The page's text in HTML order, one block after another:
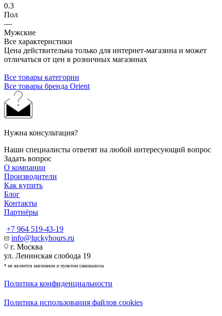
0.3
Пол
—
Мужские
Все характеристики
Цена действительна только для интернет-магазина и может
отличаться от цен в розничных магазинах
Все товары категории
Все товары бренда Orient
Нужна консультация?
Наши специалисты ответят на любой интересующий вопрос
Задать вопрос
О компании
Производители
Как купить
Блог
Контакты
Партнёры
+7 964 519-43-19
info@luckyhours.ru
г. Москва
ул. Ленинская слобода 19
* не является магазином и пунктом самовывоза
Политика конфиденциальности
Политика использования файлов cookies